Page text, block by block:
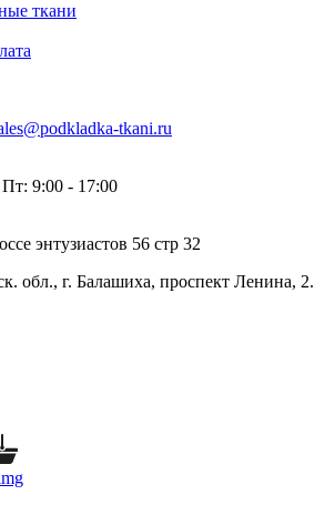
ткани
tkani.ru
9:00 - 17:00
энтузиастов 56 стр 32
обл., г. Балашиха, проспект Ленина, 2.